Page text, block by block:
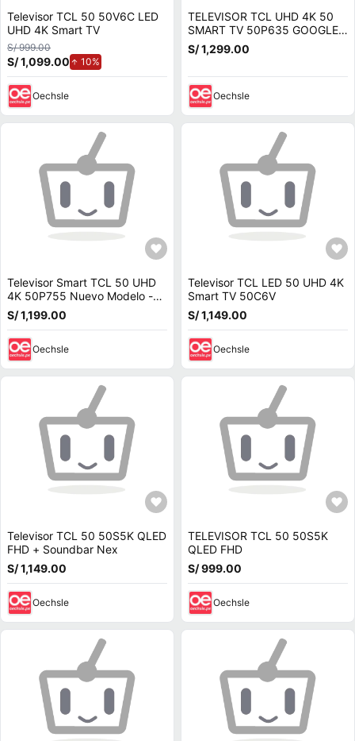
Televisor TCL 50 50V6C LED
UHD 4K Smart TV
S/ 999.00
S/ 1,099.00 10%
Oechsle
TELEVISOR TCL UHD 4K 50
SMART TV 50P635 GOOGLE
TV
S/ 1,299.00
Oechsle
Televisor Smart TCL 50 UHD
4K 50P755 Nuevo Modelo -
Negro
S/ 1,199.00
Oechsle
Televisor TCL LED 50 UHD 4K
Smart TV 50C6V
S/ 1,149.00
Oechsle
Televisor TCL 50 50S5K QLED
FHD + Soundbar Nex
S/ 1,149.00
Oechsle
TELEVISOR TCL 50 50S5K
QLED FHD
S/ 999.00
Oechsle